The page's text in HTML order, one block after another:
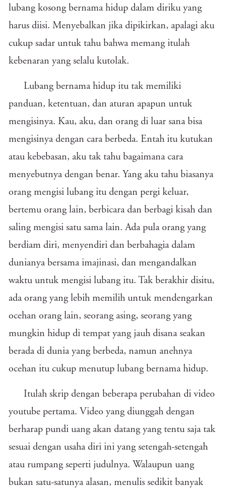
lubang kosong bernama hidup dalam diriku yang
harus diisi. Menyebalkan jika dipikirkan, apalagi aku
cukup sadar untuk tahu bahwa memang itulah
kebenaran yang selalu kutolak.
Lubang bernama hidup itu tak memiliki
panduan, ketentuan, dan aturan apapun untuk
mengisinya. Kau, aku, dan orang di luar sana bisa
mengisinya dengan cara berbeda. Entah itu kutukan
atau kebebasan, aku tak tahu bagaimana cara
menyebutnya dengan benar. Yang aku tahu biasanya
orang mengisi lubang itu dengan pergi keluar,
bertemu orang lain, berbicara dan berbagi kisah dan
saling mengisi satu sama lain. Ada pula orang yang
berdiam diri, menyendiri dan berbahagia dalam
dunianya bersama imajinasi, dan mengandalkan
waktu untuk mengisi lubang itu. Tak berakhir disitu,
ada orang yang lebih memilih untuk mendengarkan
ocehan orang lain, seorang asing, seorang yang
mungkin hidup di tempat yang jauh disana seakan
berada di dunia yang berbeda, namun anehnya
ocehan itu cukup menutup lubang bernama hidup.
Itulah skrip dengan beberapa perubahan di video
youtube pertama. Video yang diunggah dengan
berharap pundi uang akan datang yang tentu saja tak
sesuai dengan usaha diri ini yang setengah-setengah
atau rumpang seperti judulnya. Walaupun uang
bukan satu-satunya alasan, menulis sedikit banyak